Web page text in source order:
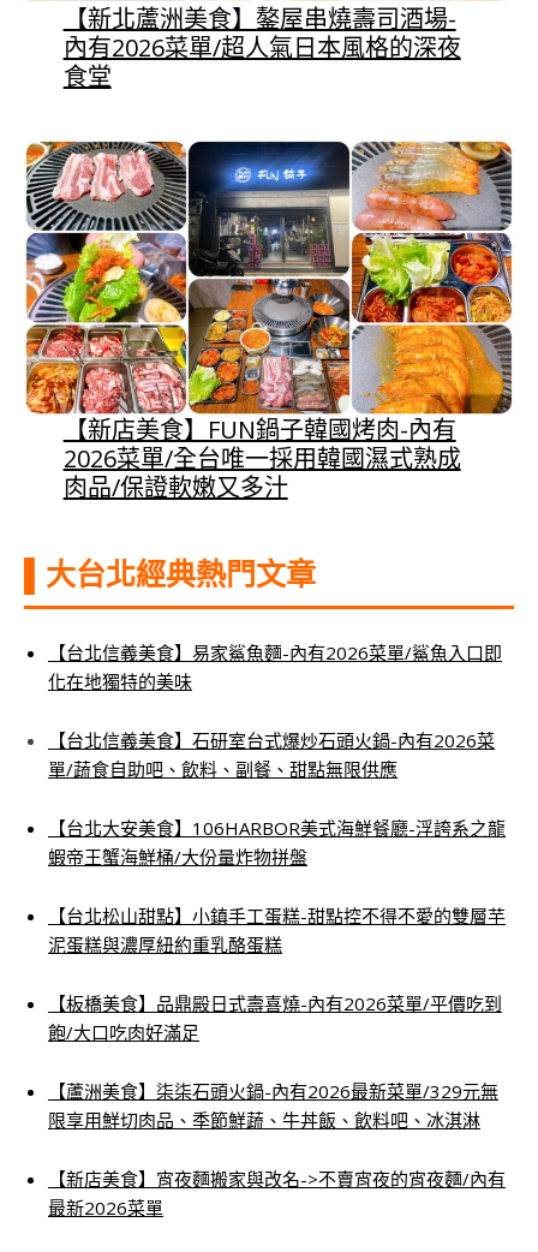
【新北蘆洲美食】鏊屋串燒壽司酒場-
內有2026菜單/超人氣日本風格的深夜
食堂
【新店美食】FUN鍋子韓國烤肉-內有
2026菜單/全台唯一採用韓國濕式熟成
肉品/保證軟嫩又多汁
▌大台北經典熱門文章
【台北信義美食】易家鯊魚麵-內有2026菜單/鯊魚入口即
化在地獨特的美味
【台北信義美食】石研室台式爆炒石頭火鍋-內有2026菜
單/蔬食自助吧、飲料、副餐、甜點無限供應
【台北大安美食】106HARBOR美式海鮮餐廳-浮誇系之龍
蝦帝王蟹海鮮桶/大份量炸物拼盤
【台北松山甜點】小鎮手工蛋糕-甜點控不得不愛的雙層芋
泥蛋糕與濃厚紐約重乳酪蛋糕
【板橋美食】品鼎殿日式壽喜燒-內有2026菜單/平價吃到
飽/大口吃肉好滿足
【蘆洲美食】柒柒石頭火鍋-內有2026最新菜單/329元無
限享用鮮切肉品、季節鮮蔬、牛丼飯、飲料吧、冰淇淋
【新店美食】宵夜麵搬家與改名->不賣宵夜的宵夜麵/內有
最新2026菜單